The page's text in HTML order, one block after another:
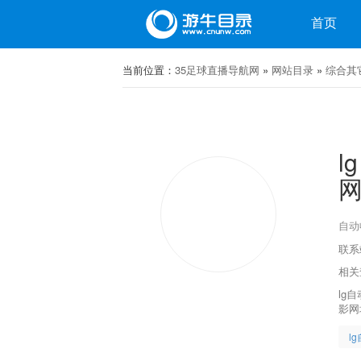
首页
微博 微信
当前位置： 35足球直播导航网 » 网站目录 » 综合其
自
联
相
lg自
影
lg